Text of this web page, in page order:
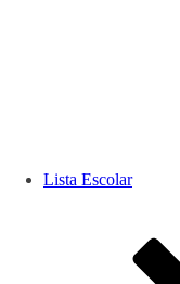
Lista Escolar